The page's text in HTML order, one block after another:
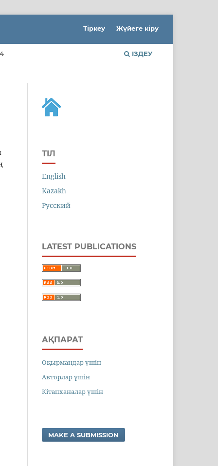
ІЗДЕУ
Тіркеу Жүйеге кіру
ТІЛ
English
Kazakh
Русский
LATEST PUBLICATIONS
АҚПАРАТ
Оқырмандар үшін
Авторлар үшін
Кітапханалар үшін
MAKE A SUBMISSION